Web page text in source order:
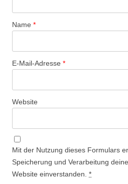
Name *
E-Mail-Adresse *
Website
Mit der Nutzung dieses Formulars
Speicherung und Verarbeitung
Website einverstanden. *